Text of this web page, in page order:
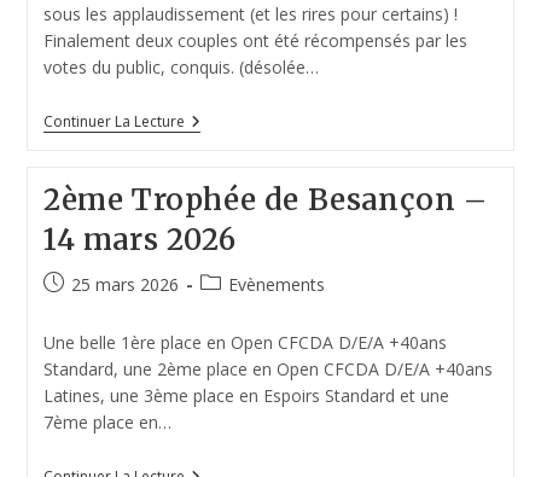
sous les applaudissement (et les rires pour certains) !
Finalement deux couples ont été récompensés par les
votes du public, conquis. (désolée…
Continuer La Lecture
2ème Trophée de Besançon –
14 mars 2026
25 mars 2026 Evènements
Une belle 1ère place en Open CFCDA D/E/A +40ans
Standard, une 2ème place en Open CFCDA D/E/A +40ans
Latines, une 3ème place en Espoirs Standard et une
7ème place en…